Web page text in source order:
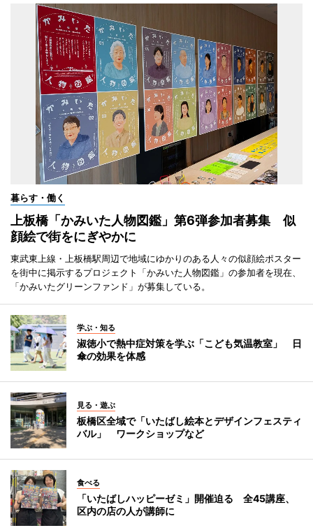
暮らす・働く
上板橋「かみいた人物図鑑」第6弾参加者募集 似
顔絵で街をにぎやかに
東武東上線・上板橋駅周辺で地域にゆかりのある人々の似顔絵ポスター
を街中に掲示するプロジェクト「かみいた人物図鑑」の参加者を現在、
「かみいたグリーンファンド」が募集している。
学ぶ・知る
淑徳小で熱中症対策を学ぶ「こども気温教室」 日
傘の効果を体感
見る・遊ぶ
板橋区全域で「いたばし絵本とデザインフェスティ
バル」 ワークショップなど
食べる
「いたばしハッピーゼミ」開催迫る 全45講座、
区内の店の人が講師に